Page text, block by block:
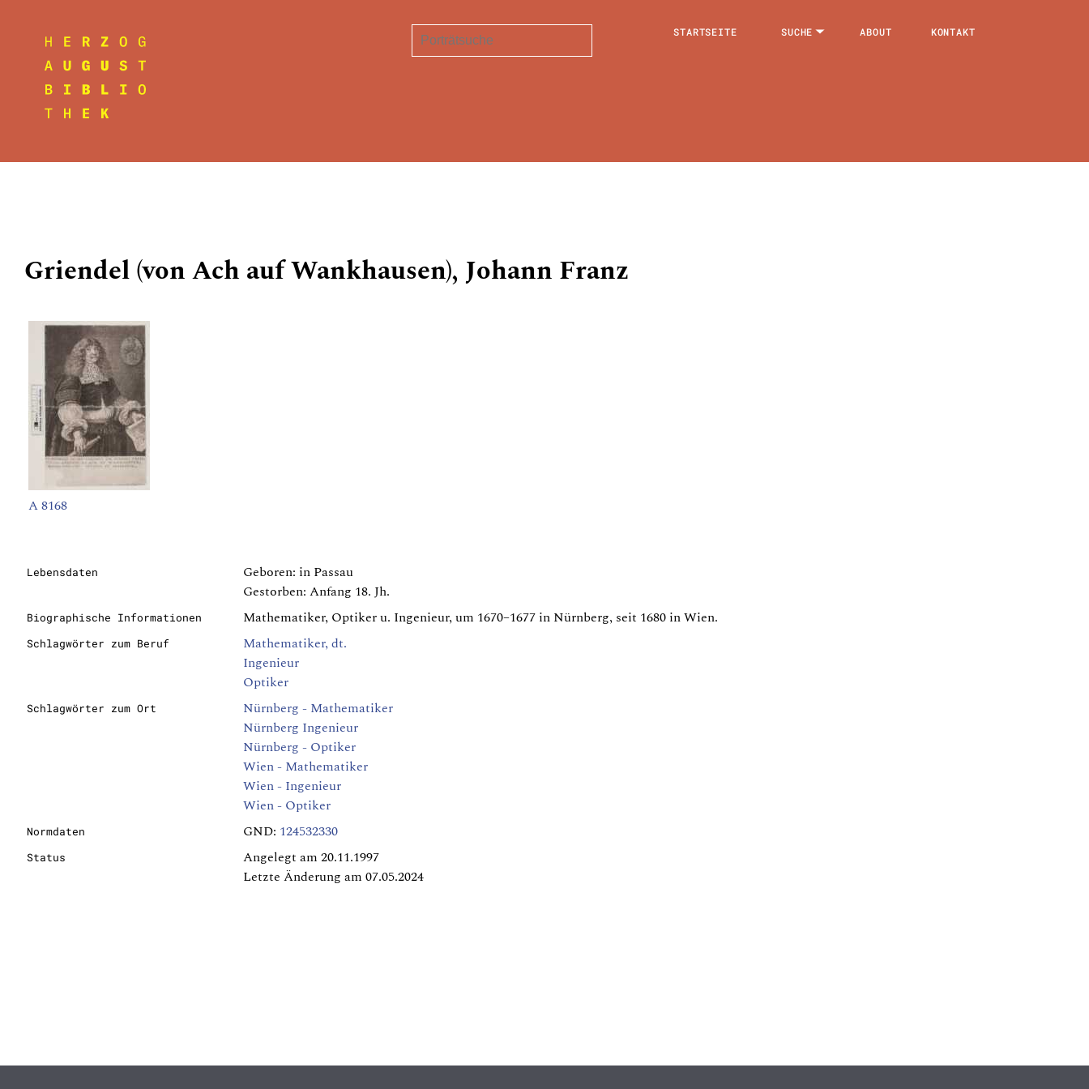
STARTSEITE SUCHE ABOUT KONTAKT
Griendel (von Ach auf Wankhausen), Johann Franz
A 8168
Lebensdaten
Geboren: in Passau
Gestorben: Anfang 18. Jh.
Biographische Informationen Mathematiker, Optiker u. Ingenieur, um 1670–1677 in Nürnberg, seit 1680 in Wien.
Schlagwörter zum Beruf
Mathematiker, dt.
Ingenieur
Optiker
Schlagwörter zum Ort
Nürnberg - Mathematiker
Nürnberg Ingenieur
Nürnberg - Optiker
Wien - Mathematiker
Wien - Ingenieur
Wien - Optiker
Normdaten GND: 124532330
Status
Angelegt am 20.11.1997
Letzte Änderung am 07.05.2024